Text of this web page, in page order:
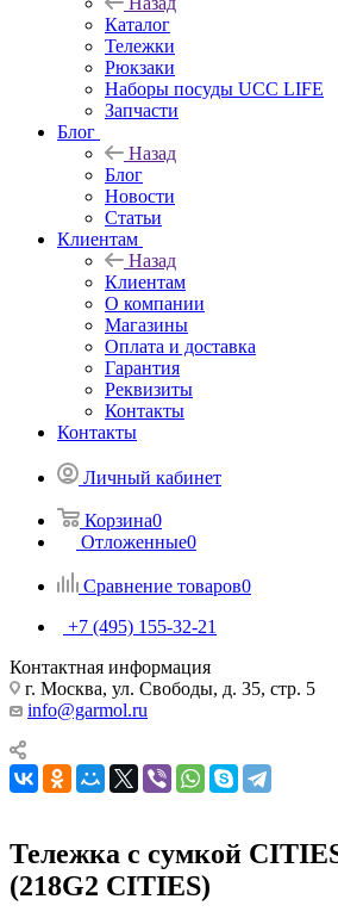
Каталог
Тележки
Рюкзаки
Наборы посуды UCC LIFE
Запчасти
Блог
Назад
Блог
Новости
Статьи
Клиентам
Назад
Клиентам
О компании
Магазины
Оплата и доставка
Гарантия
Реквизиты
Контакты
Контакты
Личный кабинет
Корзина0
Отложенные0
Сравнение товаров0
+7 (495) 155-32-21
Контактная информация
г. Москва, ул. Свободы, д. 35, стр. 5
info@garmol.ru
Тележка с сумкой
(218G2 CITIES)